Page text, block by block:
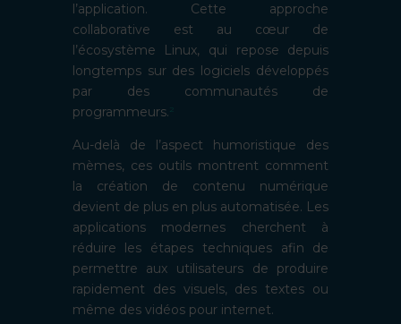
l’application. Cette approche
collaborative est au cœur de
l’écosystème Linux, qui repose depuis
longtemps sur des logiciels développés
par des communautés de
programmeurs.²
Au-delà de l’aspect humoristique des
mèmes, ces outils montrent comment
la création de contenu numérique
devient de plus en plus automatisée. Les
applications modernes cherchent à
réduire les étapes techniques afin de
permettre aux utilisateurs de produire
rapidement des visuels, des textes ou
même des vidéos pour internet.